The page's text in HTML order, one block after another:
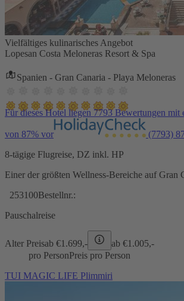
Vielfältiges kulinarisches Angebot
Lopesan Costa Meloneras Resort & Spa
Spanien - Gran Canaria - Playa Meloneras
Für dieses Hotel liegen 7793 Bewertungen mit
von 87% vor (7793)
8-tägige Flugreise, DZ inkl. HP
Einer der größten Wellness-Bereiche auf Gran
253100Bestellnr.:
Pauschalreise
Alter Preisab €1.699,- ab €1.005,-
pro PersonPreis pro Person
TUI MAGIC LIFE Plimmiri